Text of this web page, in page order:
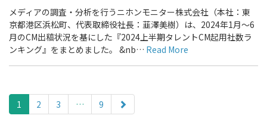
メディアの調査・分析を行うニホンモニター株式会社（本社：東
京都港区浜松町、代表取締役社長：韮澤美樹）は、2024年1月～6
月のCM出稿状況を基にした『2024上半期タレントCM起用社数ラ
ンキング』をまとめました。 &nb… Read More
paging-
navigation
1 2 3 … 9